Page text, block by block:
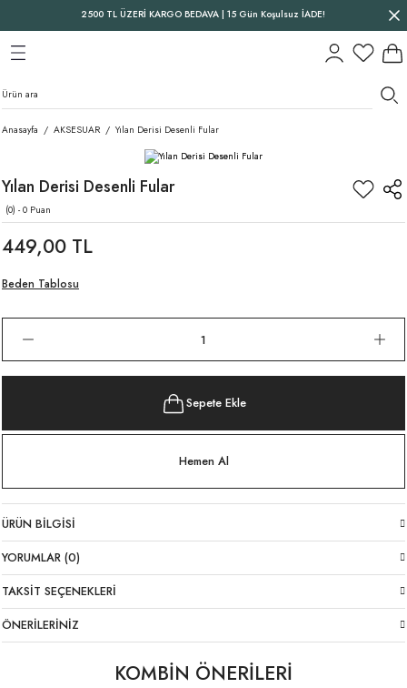
2500 TL ÜZERİ KARGO BEDAVA | 15 Gün Koşulsuz İADE!
Geri Dön
Geri Dön
Geri Dön
Anasayfa AKSESUAR Yılan Derisi Desenli Fular
Yılan Derisi Desenli Fular
(0) - 0 Puan
449,00 TL
Beden Tablosu
Sepete Ekle
Hemen Al
ÜRÜN BILGISI
YORUMLAR (0)
TAKSIT SEÇENEKLERI
ÖNERILERINIZ
KOMBİN ÖNERİLERİ